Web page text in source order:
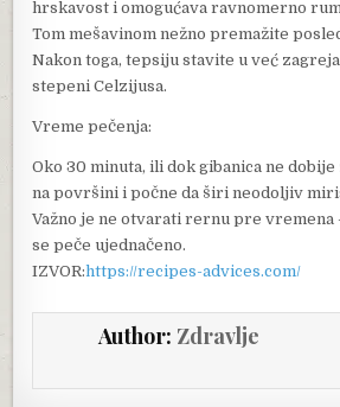
hrskavost i omogućava ravnomerno
Tom mešavinom nežno premažite
Nakon toga, tepsiju stavite u već
stepeni Celzijusa.
Vreme pečenja:
Oko 30 minuta, ili dok gibanica ne
na površini i počne da širi neodoljiv
Važno je ne otvarati rernu pre vremena
se peče ujednačeno.
IZVOR:https://recipes-advices.com/
Author: Zdravlje